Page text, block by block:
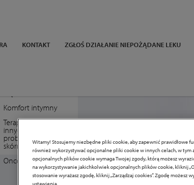
KONTAKT ZGŁOŚ DZIAŁANIE NIEPOŻĄDANE LEKU
Komfort intymny
Terapia ran, blizn i
innych
problemów
skórnych
Onco Care
Witamy! Stosujemy niezbędne pliki cookie, aby zapewnić prawidłowe
również wykorzystywać opcjonalne pliki cookie w innych celach, w
opcjonalnych plików cookie wymaga Twojej zgody, którą możesz
na wykorzystywanie jakichkolwiek opcjonalnych plików cookie, kliknij
stosowanie wyrażasz zgodę, kliknij „Zarządzaj cookies”. Zgodę możesz
ustawienia.